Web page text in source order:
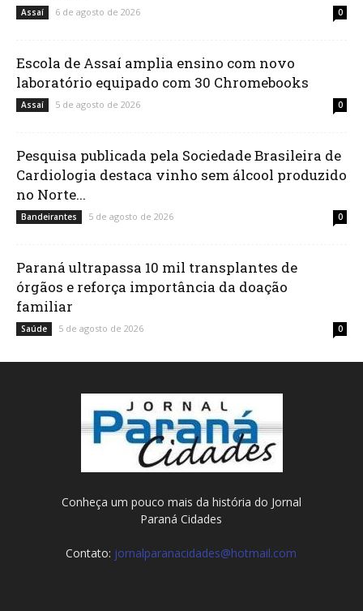
Assaí 6 de agosto de 2026 0
Escola de Assaí amplia ensino com novo
laboratório equipado com 30 Chromebooks
Assaí 5 de agosto de 2026 0
Pesquisa publicada pela Sociedade Brasileira de
Cardiologia destaca vinho sem álcool produzido
no Norte...
Bandeirantes 5 de agosto de 2026 0
Paraná ultrapassa 10 mil transplantes de
órgãos e reforça importância da doação
familiar
Saúde 5 de agosto de 2026 0
Conheça um pouco mais da história do Jornal
Paraná Cidades
Contato: jornalparanacidades@hotmail.com